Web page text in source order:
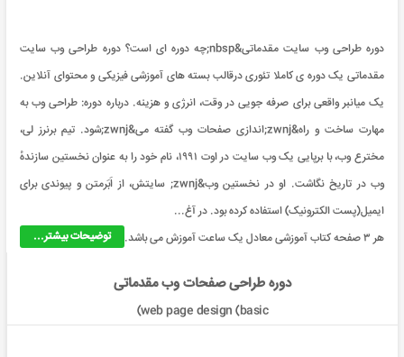
دوره طراحی وب سایت مقدماتی&nbsp;چه دوره ای است؟ دوره طراحی وب سایت
مقدماتی یک دوره ی کاملا تئوری درقالب بسته های آموزشی فیزیکی و محتوای آنلاین.
یک میانبر واقعی برای صرفه جویی در وقت، انرژی و هزینه. درباره دوره: طراحی وب به
مهارت ساخت و راه&zwnj;اندازی صفحات وب گفته می&zwnj;شود. تیم برنرز لی،
مخترع وب، با برپایی یک وب سايت در اوت ۱۹۹۱، نام خود را به عنوان نخستین سازندهٔ
وب در تاریخ نگاشت. او در نخستین وب&zwnj; سایتش، از اَبَرمتن و پیوندی برای
ایمیل(پست الکترونیک) استفاده کرده بود. در آغ...
توضیحات بیشتر...
هر ۳ صفحه کتاب آموزشی معادل یک ساعت آموزش می باشد.
دوره طراحی صفحات وب مقدماتی
(web page design (basic